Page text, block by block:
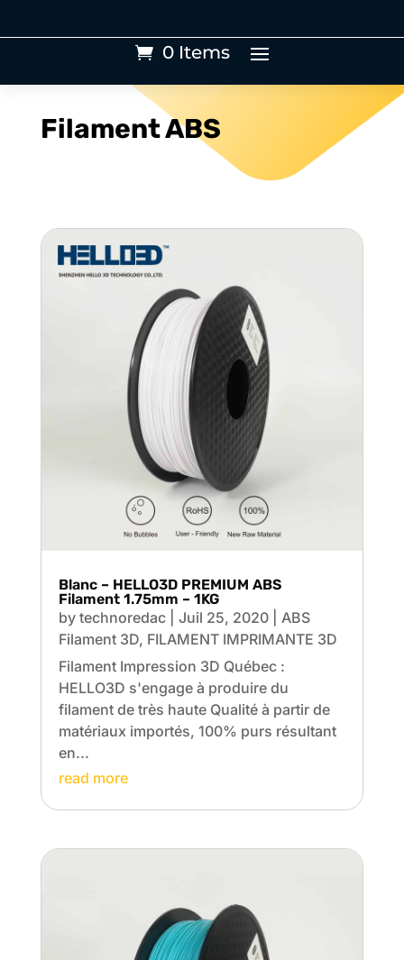
0 Items
Filament ABS
Blanc – HELLO3D PREMIUM ABS
Filament 1.75mm – 1KG
by technoredac| Juil 25, 2020| ABS
Filament 3D, FILAMENT IMPRIMANTE 3D
Filament Impression 3D Québec :
HELLO3D s'engage à produire du
filament de très haute Qualité à partir de
matériaux importés, 100% purs résultant
en...
read more